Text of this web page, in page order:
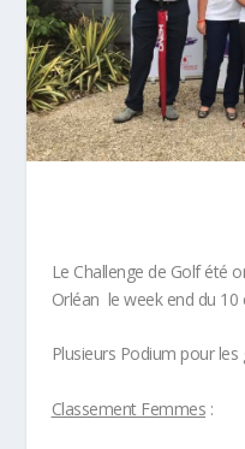
Le Challenge de Golf été
Orléan le week end du 10
Plusieurs Podium pour les
Classement Femmes :